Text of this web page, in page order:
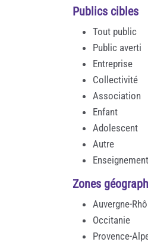
Publics cibles
Tout public
Public averti
Entreprise
Collectivité
Association
Enfant
Adolescent
Autre
Zones
Auvergne-
Occitanie
Provence-